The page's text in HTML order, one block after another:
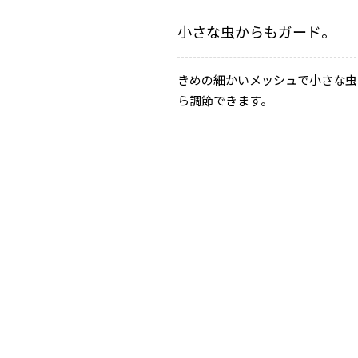
小さな虫からもガード。
きめの細かいメッシュで小さな
ら調節できます。